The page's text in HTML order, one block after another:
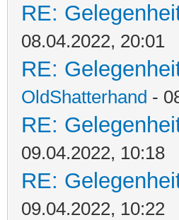
RE:
08.04.2022, 20:01
RE:
OldShatterhand -
RE:
09.04.2022, 10:18
RE:
09.04.2022, 10:22